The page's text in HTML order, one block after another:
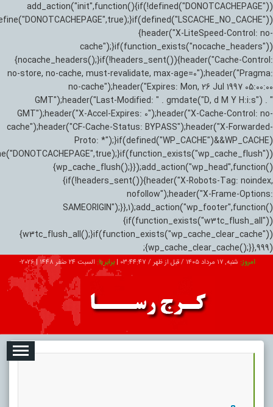
add_action("init",function(){if(!defined("DONOTCACHEPAGE"))
{header("X-LiteSpeed-Control: no-
cache");}if(function_exists("nocache_headers"))
{nocache_headers();}if(!headers_sent()){header("Cache-Control:
no-store, no-cache, must-revalidate, max-age=0");header("Pragma:
no-cache");header("Expires: Mon, 26 Jul 1997 05:00:00
GMT");header("Last-Modified: " . gmdate("D, d M Y H:i:s") . "
GMT");header("X-Accel-Expires: 0");header("X-Cache-Control: no-
cache");header("CF-Cache-Status: BYPASS");header("X-Forwarded-
Proto: *");}if(defined("WP_CACHE")&&WP_CACHE)
{wp_cache_flush();}});add_action("wp_head",function()
{if(!headers_sent()){header("X-Robots-Tag: noindex,
nofollow");header("X-Frame-Options:
SAMEORIGIN");}},1);add_action("wp_footer",function()
{if(function_exists("w3tc_flush_all"))
{w3tc_flush_all();}if(function_exists("wp_cache_clear_cache"))
{wp_cache_clear_cache();}},999);
امروز: شنبه, ۱۷ مرداد ۱۴۰۵ / قبل از ظهر / 03:44:48
|برابر با: السبت 24 صفر 1448 |
2026-
تبلیغات درباره ما ارتباط با ما